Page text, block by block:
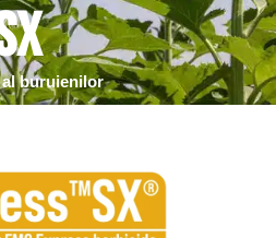
buruienilor